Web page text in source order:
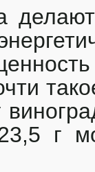
делают
г